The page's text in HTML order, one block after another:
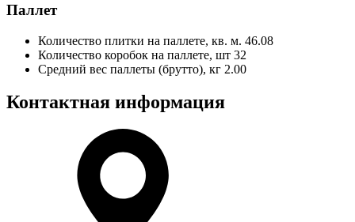
Паллет
Количество плитки на паллете, кв. м. 46.08
Количество коробок на паллете, шт 32
Средний вес паллеты (брутто), кг 2.00
Контактная информация